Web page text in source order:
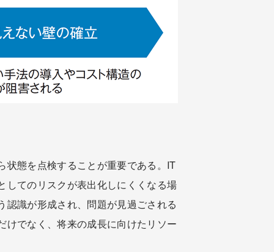
状態を点検することが重要である。IT
してのリスクが表出化しにくくなる場
識が形成され、問題が見過ごされる
けでなく、将来の成長に向けたリソー